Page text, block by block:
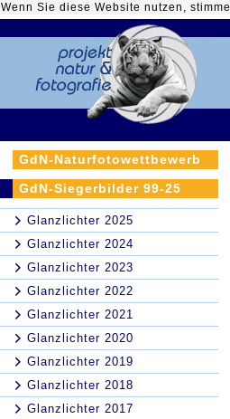
Wenn Sie diese Website nutzen,
GdN-Naturfotowettbewerb
GdN-Siegerbilder 99-25
Glanzlichter 2025
Glanzlichter 2024
Glanzlichter 2023
Glanzlichter 2022
Glanzlichter 2021
Glanzlichter 2020
Glanzlichter 2019
Glanzlichter 2018
Glanzlichter 2017